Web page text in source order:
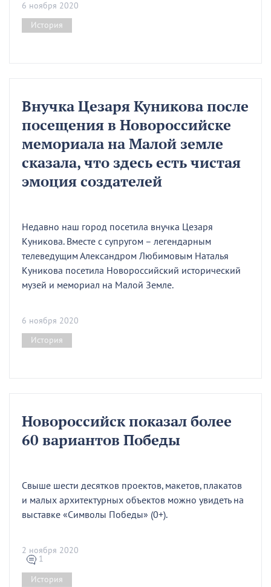
6 ноября 2020
История
6 ноября 2020
Внучка Цезаря Куникова после
посещения в Новороссийске
мемориала на Малой земле
сказала, что здесь есть чистая
эмоция создателей
Недавно наш город посетила внучка Цезаря
Куникова. Вместе с супругом – легендарным
телеведущим Александром Любимовым Наталья
Куникова посетила Новороссийский исторический
музей и мемориал на Малой Земле.
История
2 ноября 2020
1
Новороссийск показал более
60 вариантов Победы
Свыше шести десятков проектов, макетов, плакатов
и малых архитектурных объектов можно увидеть на
выставке «Символы Победы» (0+).
История